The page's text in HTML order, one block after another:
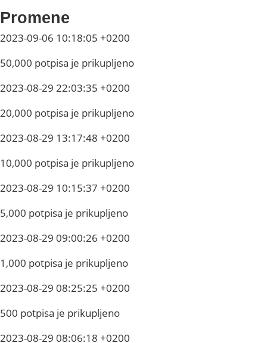
Promene
2023-09-06 10:18:05 +0200
50,000 potpisa je prikupljeno
2023-08-29 22:03:35 +0200
20,000 potpisa je prikupljeno
2023-08-29 13:17:48 +0200
10,000 potpisa je prikupljeno
2023-08-29 10:15:37 +0200
5,000 potpisa je prikupljeno
2023-08-29 09:00:26 +0200
1,000 potpisa je prikupljeno
2023-08-29 08:25:25 +0200
500 potpisa je prikupljeno
2023-08-29 08:06:18 +0200